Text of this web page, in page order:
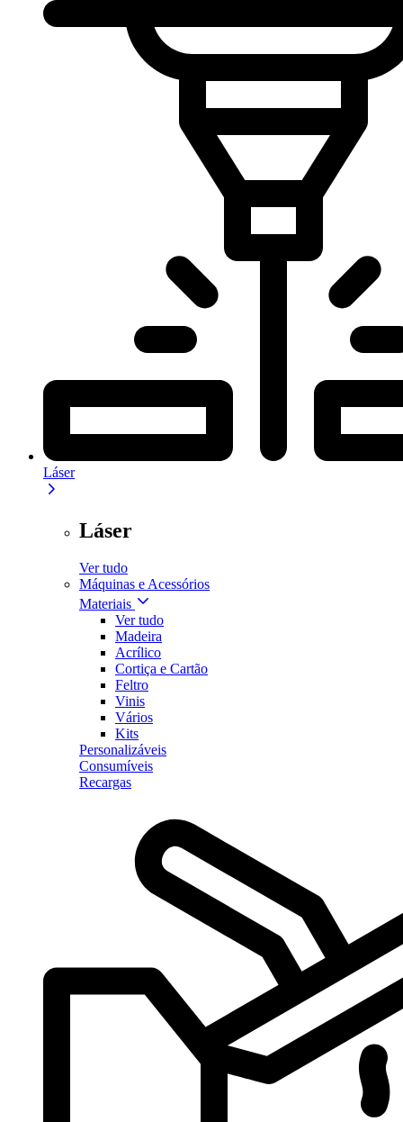
Láser
Láser
Ver tudo
Máquinas e Acessórios
Materiais
Ver tudo
Madeira
Acrílico
Cortiça e Cartão
Feltro
Vinis
Vários
Kits
Personalizáveis
Consumíveis
Recargas